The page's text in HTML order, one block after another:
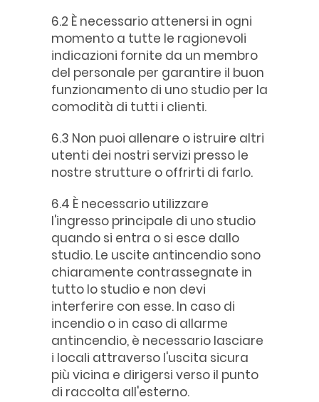
6.2 È necessario attenersi in ogni
momento a tutte le ragionevoli
indicazioni fornite da un membro
del personale per garantire il buon
funzionamento di uno studio per la
comodità di tutti i clienti.
6.3 Non puoi allenare o istruire altri
utenti dei nostri servizi presso le
nostre strutture o offrirti di farlo.
6.4 È necessario utilizzare
l'ingresso principale di uno studio
quando si entra o si esce dallo
studio. Le uscite antincendio sono
chiaramente contrassegnate in
tutto lo studio e non devi
interferire con esse. In caso di
incendio o in caso di allarme
antincendio, è necessario lasciare
i locali attraverso l'uscita sicura
più vicina e dirigersi verso il punto
di raccolta all'esterno.